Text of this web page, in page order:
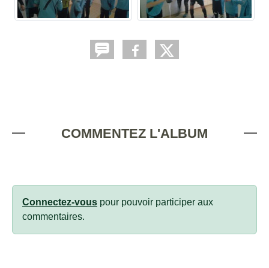
COMMENTEZ L'ALBUM
Connectez-vous pour pouvoir participer aux
commentaires.